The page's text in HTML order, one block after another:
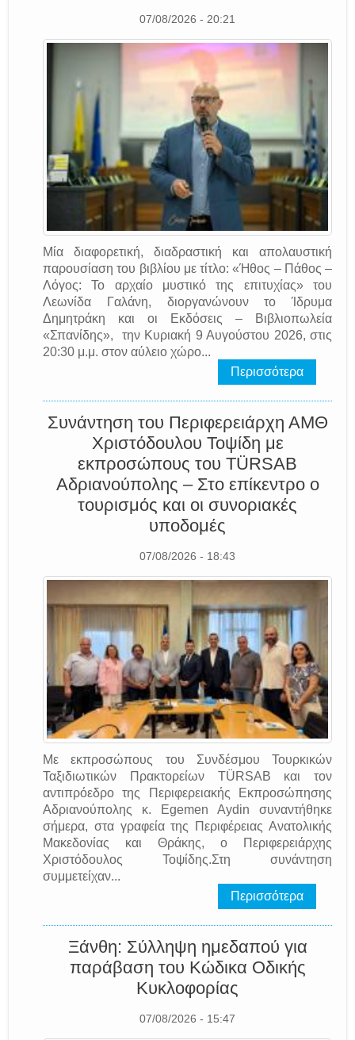
07/08/2026 - 20:21
Μία διαφορετική, διαδραστική και απολαυστική
παρουσίαση του βιβλίου με τίτλο: «Ήθος – Πάθος –
Λόγος: Το αρχαίο μυστικό της επιτυχίας» του
Λεωνίδα Γαλάνη, διοργανώνουν το Ίδρυμα
Δημητράκη και οι Εκδόσεις – Βιβλιοπωλεία
«Σπανίδης», την Κυριακή 9 Αυγούστου 2026, στις
20:30 μ.μ. στον αύλειο χώρο...
Περισσότερα
Συνάντηση του Περιφερειάρχη ΑΜΘ
Χριστόδουλου Τοψίδη με
εκπροσώπους του TÜRSAB
Αδριανούπολης – Στο επίκεντρο ο
τουρισμός και οι συνοριακές
υποδομές
07/08/2026 - 18:43
Με εκπροσώπους του Συνδέσμου Τουρκικών
Ταξιδιωτικών Πρακτορείων TÜRSAB και τον
αντιπρόεδρο της Περιφερειακής Εκπροσώπησης
Αδριανούπολης κ. Egemen Aydin συναντήθηκε
σήμερα, στα γραφεία της Περιφέρειας Ανατολικής
Μακεδονίας και Θράκης, ο Περιφερειάρχης
Χριστόδουλος Τοψίδης.Στη συνάντηση
συμμετείχαν...
Περισσότερα
Ξάνθη: Σύλληψη ημεδαπού για
παράβαση του Κώδικα Οδικής
Κυκλοφορίας
07/08/2026 - 15:47